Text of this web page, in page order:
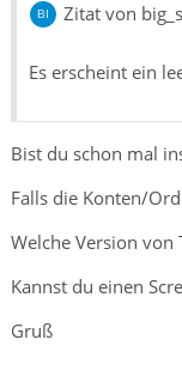
Zitat von
Es erscheint ein
Bist du schon mal
Falls die Konten/
Welche Version von
Kannst du einen
Gruß